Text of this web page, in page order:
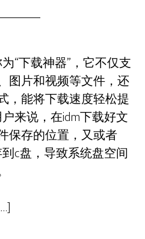
“下载神器”，它不仅支
图片和视频等文件，还
，能将下载速度轻松提
来说，在idm下载好文
保存的位置，又或者
c盘，导致系统盘空间